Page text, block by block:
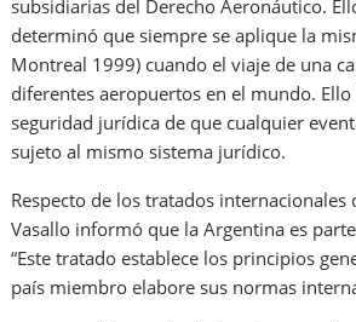
subsidiarias del Derecho Aeronáutico.
determinó que siempre se aplique la
Montreal 1999) cuando el viaje de una
diferentes aeropuertos en el mundo.
seguridad jurídica de que cualquier
sujeto al mismo sistema jurídico.
Respecto de los tratados internacionales
Vasallo informó que la Argentina es
“Este tratado establece los principios
país miembro elabore sus normas